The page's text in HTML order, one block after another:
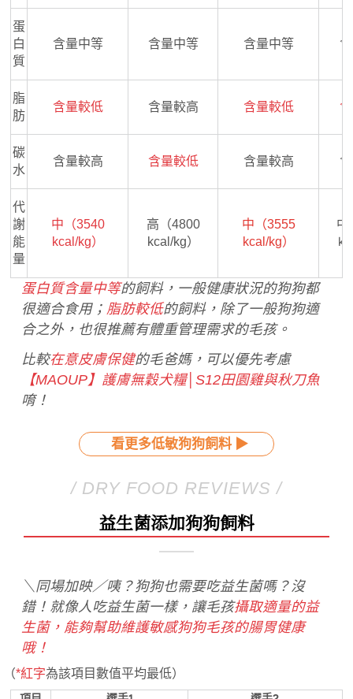
蛋
白
質
含量中等 含量中等 含量中等
脂
肪
含量較低 含量較高 含量較低
碳
水
含量較高 含量較低 含量較高
代
謝
能
量
中（3540
kcal/kg）
高（4800
kcal/kg）
中（3555
kcal/kg）
蛋白質含量中等的飼料，一般健康狀況的狗狗都
很適合食用； 脂肪較低的飼料，除了一般狗狗適
合之外，也很推薦有體重管理需求的毛孩。
比較在意皮膚保健的毛爸媽，可以優先考慮
【MAOUP】護膚無穀犬糧│S12田園雞與秋刀魚
唷！
看更多低敏狗狗飼料 ▶
/ DRY FOOD REVIEWS /
益生菌添加狗狗飼料
＼同場加映／咦？狗狗也需要吃益生菌嗎？沒
錯！就像人吃益生菌一樣，讓毛孩攝取適量的益
生菌，能夠幫助維護敏感狗狗毛孩的腸胃健康
哦！
（*紅字為該項目數值平均最低）